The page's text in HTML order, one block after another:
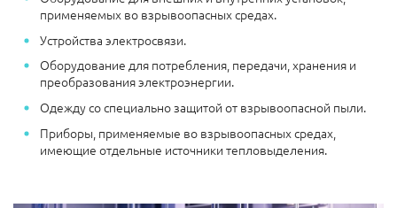
применяемых во взрывоопасных средах.
Устройства электросвязи.
Оборудование для потребления, передачи, хранения и
преобразования электроэнергии.
Одежду со специально защитой от взрывоопасной пыли.
Приборы, применяемые во взрывоопасных средах,
имеющие отдельные источники тепловыделения.